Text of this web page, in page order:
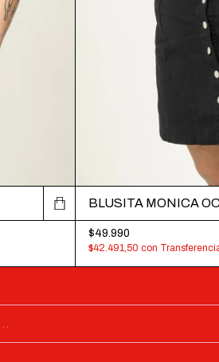
BLUSITA MONICA
$49.990
$42.491,50 con